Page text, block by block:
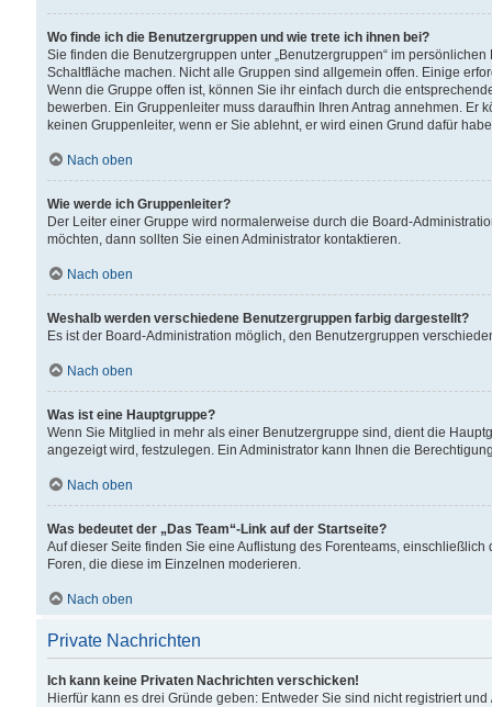
Wo finde ich die Benutzergruppen und wie trete ich ihnen bei?
Sie finden die Benutzergruppen unter „Benutzergruppen“ im
Schaltfläche machen. Nicht alle Gruppen sind allgemein offen. Einige
Wenn die Gruppe offen ist, können Sie ihr einfach durch die
bewerben. Ein Gruppenleiter muss daraufhin Ihren Antrag annehmen.
keinen Gruppenleiter, wenn er Sie ablehnt, er wird einen Grund dafür
Nach oben
Wie werde ich Gruppenleiter?
Der Leiter einer Gruppe wird normalerweise durch die Board-
möchten, dann sollten Sie einen Administrator kontaktieren.
Nach oben
Weshalb werden verschiedene Benutzergruppen farbig dargestellt?
Es ist der Board-Administration möglich, den Benutzergruppen
Nach oben
Was ist eine Hauptgruppe?
Wenn Sie Mitglied in mehr als einer Benutzergruppe sind, dient die
angezeigt wird, festzulegen. Ein Administrator kann Ihnen die
Nach oben
Was bedeutet der „Das Team“-Link auf der Startseite?
Auf dieser Seite finden Sie eine Auflistung des Forenteams,
Foren, die diese im Einzelnen moderieren.
Nach oben
Private Nachrichten
Ich kann keine Privaten Nachrichten verschicken!
Hierfür kann es drei Gründe geben: Entweder Sie sind nicht registriert